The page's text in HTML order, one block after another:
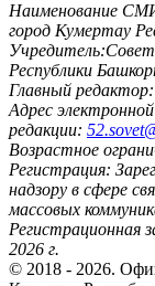
Наименование
город Кумертау
Учредитель:Совет
Республики
Главный редактор:
Адрес
редакции:
Возрастное
Регистрация:
надзору в сфере
массовых
Регистрационная
2026 г.
© 2018 - 2026.